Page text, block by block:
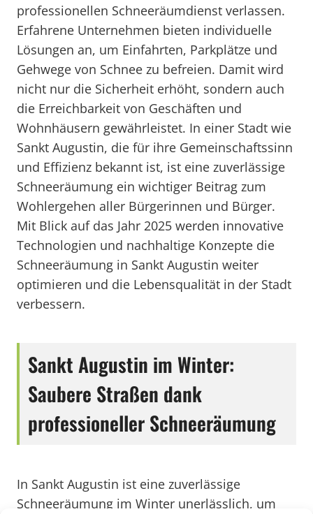
professionellen Schneeräumdienst verlassen.
Erfahrene Unternehmen bieten individuelle
Lösungen an, um Einfahrten, Parkplätze und
Gehwege von Schnee zu befreien. Damit wird
nicht nur die Sicherheit erhöht, sondern auch
die Erreichbarkeit von Geschäften und
Wohnhäusern gewährleistet. In einer Stadt wie
Sankt Augustin, die für ihre Gemeinschaftssinn
und Effizienz bekannt ist, ist eine zuverlässige
Schneeräumung ein wichtiger Beitrag zum
Wohlergehen aller Bürgerinnen und Bürger.
Mit Blick auf das Jahr 2025 werden innovative
Technologien und nachhaltige Konzepte die
Schneeräumung in Sankt Augustin weiter
optimieren und die Lebensqualität in der Stadt
verbessern.
Sankt Augustin im Winter:
Saubere Straßen dank
professioneller Schneeräumung
In Sankt Augustin ist eine zuverlässige
Schneeräumung im Winter unerlässlich, um